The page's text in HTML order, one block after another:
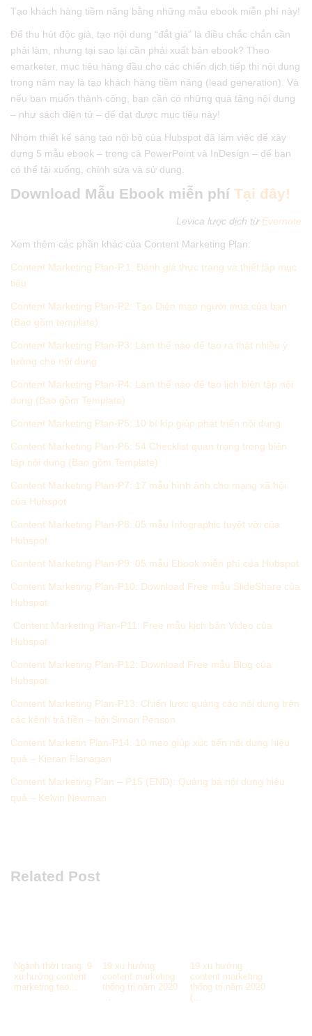
Tạo khách hàng tiềm năng bằng những mẫu ebook miễn phí này!
Để thu hút độc giả, tạo nội dung “đắt giá” là điều chắc chắn cần
phải làm, nhưng tại sao lại cần phải xuất bản ebook? Theo
emarketer, mục tiêu hàng đầu cho các chiến dịch tiếp thị nội dung
trong năm nay là tạo khách hàng tiềm năng (lead generation). Và
nếu bạn muốn thành công, bạn cần có những quà tặng nội dung
– như sách điện tử – để đạt được mục tiêu này!
Nhóm thiết kế sáng tạo nội bộ của Hubspot đã làm việc để xây
dựng 5 mẫu ebook – trong cả PowerPoint và InDesign – để bạn
có thể tải xuống, chỉnh sửa và sử dụng.
Download Mẫu Ebook miễn phí Tại đây!
Levica lược dịch từ Evernote
Xem thêm các phần khác của Content Marketing Plan:
Content Marketing Plan-P.1: Đánh giá thực trạng và thiết lập mục
tiêu
Content Marketing Plan-P2: Tạo Diện mạo người mua của bạn
(Bao gồm template)
Content Marketing Plan-P3: Làm thế nào để tạo ra thật nhiều ý
tưởng cho nội dung
Content Marketing Plan-P4: Làm thế nào để tạo lịch biên tập nội
dung (Bao gồm Template)
Content Marketing Plan-P5: 10 bí kíp giúp phát triển nội dung
Content Marketing Plan-P6: 54 Checklist quan trọng trong biên
tập nội dung (Bao gồm Template)
Content Marketing Plan-P7: 17 mẫu hình ảnh cho mạng xã hội
của Hubspot
Content Marketing Plan-P8: 05 mẫu Infographic tuyệt vời của
Hubspot
Content Marketing Plan-P9: 05 mẫu Ebook miễn phí của Hubspot
Content Marketing Plan-P10: Download Free mẫu SlideShare của
Hubspot
Content Marketing Plan-P11: Free mẫu kịch bản Video của
Hubspot
Content Marketing Plan-P12: Download Free mẫu Blog của
Hubspot
Content Marketing Plan-P13: Chiến lược quảng cáo nội dung trên
các kênh trả tiền – bởi Simon Penson
Content Marketin Plan-P14: 10 mẹo giúp xúc tiến nội dung hiệu
quả – Kieran Flanagan
Content Marketing Plan – P15 (END): Quảng bá nội dung hiệu
quả – Kelvin Newman
Related Post
Ngành thời trang: 9
xu hướng content
marketing tạo...
19 xu hướng
content marketing
thống trị năm 2020
...
19 xu hướng
content marketing
thống trị năm 2020
(...